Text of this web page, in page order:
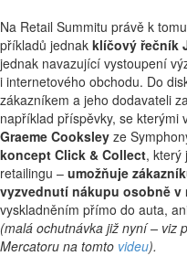
Na Retail Summitu právě k
příkladů jednak klíčový řečník
jednak navazující vystoupení
i internetového obchodu. Do
zákazníkem a jeho dodavateli
například příspěvky, se kterými
Graeme Cooksley ze
koncept Click & Collect, který
retailingu – umožňuje
vyzvednutí nákupu osobně
vyskladněním přímo do auta,
(malá ochutnávka již nyní – viz
Mercatoru na tomto videu).